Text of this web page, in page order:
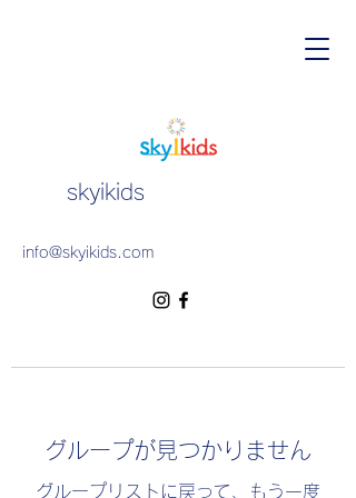
skyikids
info@skyikids.com
グループが見つかりません
グループリストに戻って、もう一度